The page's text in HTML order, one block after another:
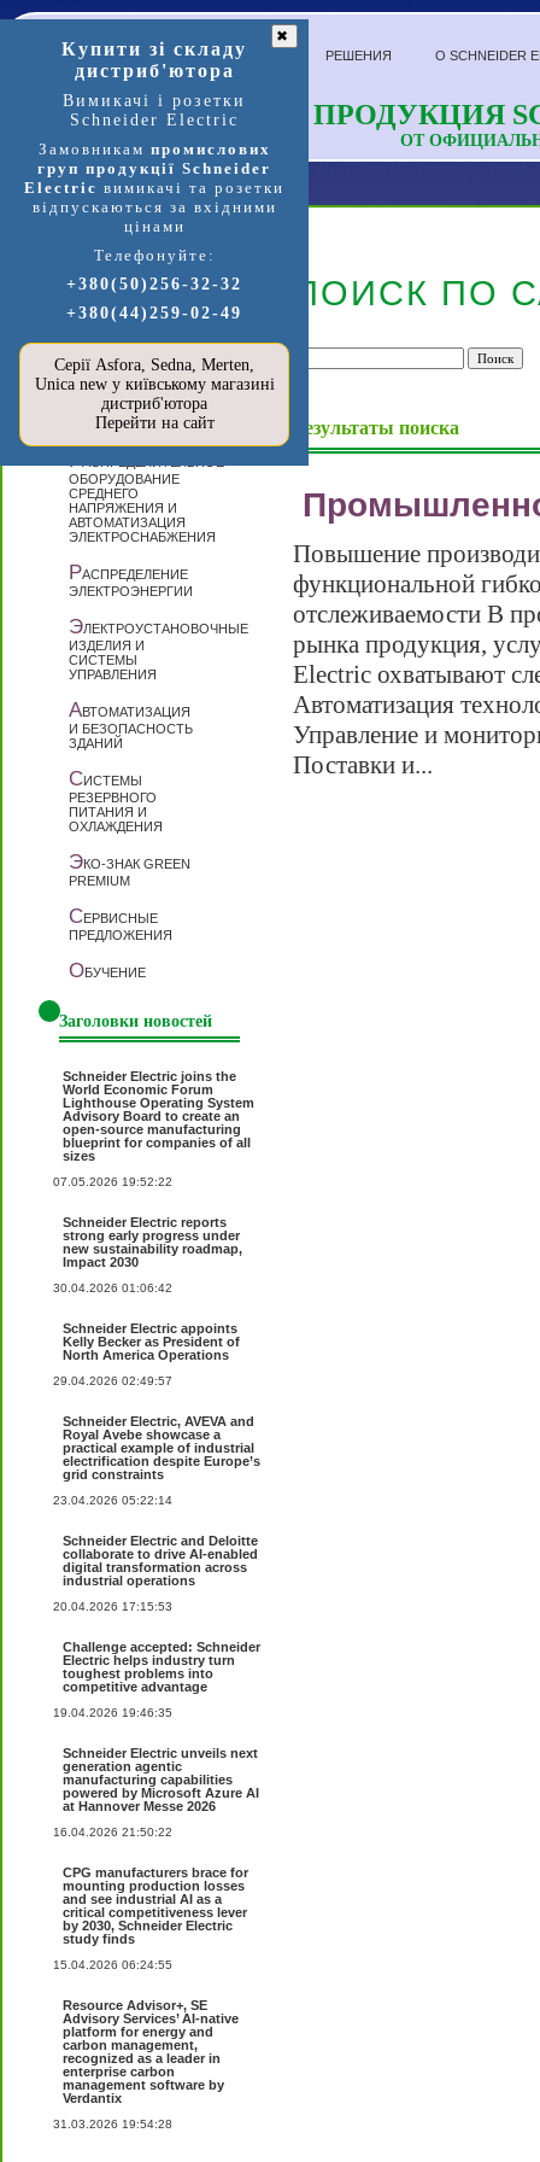
ПРОДУКЦИЯ
ОТ
РЕШЕНИЯ О SCHNEIDER
П
ЕРЕЙТИ В
МАГАЗИН
SCHNEIDER
ELECTRIC »»»
ВТОМАТИЗАЦИЯ
И УПРАВЛЕНИЕ
ОБОРУДОВАНИЕ
СРЕДНЕГО
НАПРЯЖЕНИЯ И
АВТОМАТИЗАЦИЯ
ЭЛЕКТРОСНАБЖЕНИЯ
РАСПРЕДЕЛЕНИЕ
ЭЛЕКТРОЭНЕРГИИ
ЭЛЕКТРОУСТАНОВОЧНЫЕ
ИЗДЕЛИЯ И
СИСТЕМЫ
УПРАВЛЕНИЯ
АВТОМАТИЗАЦИЯ
И БЕЗОПАСНОСТЬ
ЗДАНИЙ
СИСТЕМЫ
РЕЗЕРВНОГО
ПИТАНИЯ И
ОХЛАЖДЕНИЯ
ЭКО-ЗНАК GREEN
PREMIUM
СЕРВИСНЫЕ
ПРЕДЛОЖЕНИЯ
ОБУЧЕНИЕ
Заголовки новостей
Schneider Electric joins the
World Economic Forum
Lighthouse Operating System
Advisory Board to create an
open-source manufacturing
blueprint for companies of all
sizes
07.05.2026 19:52:22
Schneider Electric reports
strong early progress under
new sustainability roadmap,
Impact 2030
30.04.2026 01:06:42
Schneider Electric appoints
Kelly Becker as President of
North America Operations
29.04.2026 02:49:57
Schneider Electric, AVEVA and
Royal Avebe showcase a
practical example of industrial
electrification despite Europe’s
grid constraints
23.04.2026 05:22:14
Schneider Electric and Deloitte
collaborate to drive AI-enabled
digital transformation across
industrial operations
20.04.2026 17:15:53
Challenge accepted: Schneider
Electric helps industry turn
toughest problems into
competitive advantage
19.04.2026 19:46:35
Schneider Electric unveils next
generation agentic
manufacturing capabilities
powered by Microsoft Azure AI
at Hannover Messe 2026
16.04.2026 21:50:22
CPG manufacturers brace for
mounting production losses
and see industrial AI as a
critical competitiveness lever
by 2030, Schneider Electric
study finds
15.04.2026 06:24:55
Resource Advisor+, SE
Advisory Services’ AI-native
platform for energy and
carbon management,
recognized as a leader in
enterprise carbon
management software by
Verdantix
31.03.2026 19:54:28
ПОИСК ПО
Результаты поиска
Повышение
функциональной
отслеживаемости В
рынка продукция,
Electric охватывают
Автоматизация
Управление и
Поставки и...
Купити зі складу
дистриб'ютора
Вимикачі і розетки
Schneider Electric
Замовникам промислових
груп продукції Schneider
Electric вимикачі та розетки
відпускаються за вхідними
цінами
Телефонуйте:
+380(50)256-32-32
+380(44)259-02-49
Серії Asfora, Sedna, Merten,
Unica new у київському магазині
дистриб'ютора
Перейти на сайт
✖